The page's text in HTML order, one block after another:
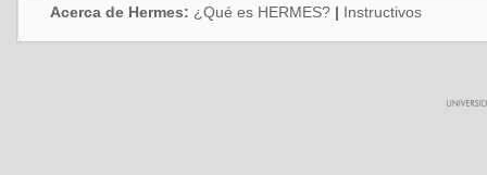
Acerca de Hermes: ¿Qué es HERMES? | Instructivos